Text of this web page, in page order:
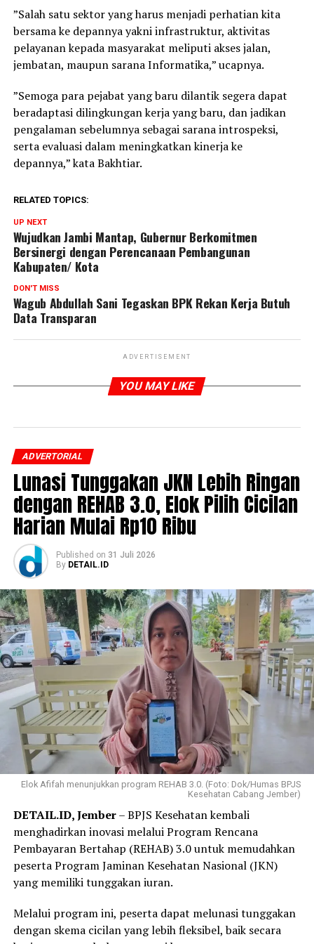
”Salah satu sektor yang harus menjadi perhatian kita
bersama ke depannya yakni infrastruktur, aktivitas
pelayanan kepada masyarakat meliputi akses jalan,
jembatan, maupun sarana Informatika,” ucapnya.
”Semoga para pejabat yang baru dilantik segera dapat
beradaptasi dilingkungan kerja yang baru, dan jadikan
pengalaman sebelumnya sebagai sarana introspeksi,
serta evaluasi dalam meningkatkan kinerja ke
depannya,” kata Bakhtiar.
RELATED TOPICS:
UP NEXT
Wujudkan Jambi Mantap, Gubernur Berkomitmen
Bersinergi dengan Perencanaan Pembangunan
Kabupaten/ Kota
DON'T MISS
Wagub Abdullah Sani Tegaskan BPK Rekan Kerja Butuh
Data Transparan
ADVERTISEMENT
YOU MAY LIKE
ADVERTORIAL
Lunasi Tunggakan JKN Lebih Ringan
dengan REHAB 3.0, Elok Pilih Cicilan
Harian Mulai Rp10 Ribu
Published on 31 Juli 2026
By DETAIL.ID
Elok Afifah menunjukkan program REHAB 3.0. (Foto: Dok/Humas BPJS
Kesehatan Cabang Jember)
DETAIL.ID, Jember– BPJS Kesehatan kembali
menghadirkan inovasi melalui Program Rencana
Pembayaran Bertahap (REHAB) 3.0 untuk memudahkan
peserta Program Jaminan Kesehatan Nasional (JKN)
yang memiliki tunggakan iuran.
Melalui program ini, peserta dapat melunasi tunggakan
dengan skema cicilan yang lebih fleksibel, baik secara